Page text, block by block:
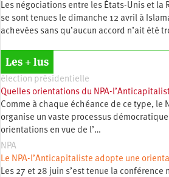
Les négociations entre les États-Unis et
se sont tenues le dimanche 12 avril à
achevées sans qu’aucun accord n’ait été
Les + lus
élection présidentielle
Quelles orientations du NPA-
Comme à chaque échéance de ce type, le
organise un vaste processus
orientations en vue de l’…
NPA
Le NPA-l’Anticapitaliste adopte une
Les 27 et 28 juin s’est tenue la conférence